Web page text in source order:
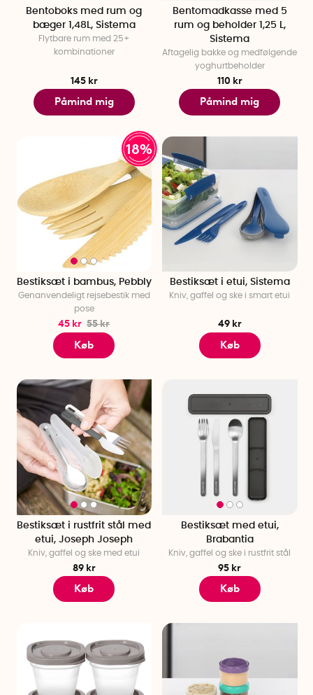
køleskabet, afhængigt af indhold og temperatur.
Hvor længe holder madkasser i fryseren?
Madkasser i fryseren kan ofte opbevare mad i 2–3 måneder
uden at smag eller konsistens påvirkes nævneværdigt.
Bentoboks med rum og
bæger 1,48L, Sistema
Flytbare rum med 25+
kombinationer
145 kr
Påmind mig
Bentomadkasse med 5
rum og beholder 1,25 L,
Sistema
Aftagelig bakke og medfølgende
yoghurtbeholder
110 kr
Påmind mig
18%
Bestiksæt i bambus, Pebbly
Genanvendeligt rejsebestik med
pose
45 kr 55 kr
Køb
Bestiksæt i etui, Sistema
Kniv, gaffel og ske i smart etui
49 kr
Køb
Bestiksæt i rustfrit stål med
etui, Joseph Joseph
Kniv, gaffel og ske med etui
89 kr
Køb
Bestiksæt med etui,
Brabantia
Kniv, gaffel og ske i rustfrit stål
95 kr
Køb